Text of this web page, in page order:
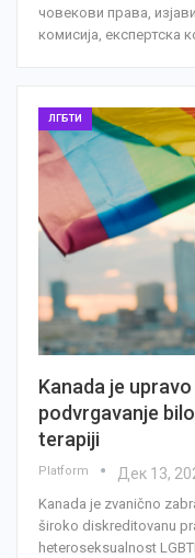
човекови права,
комисија, експертска
ЛГБТИ
Kanada je
podvrgavanje
terapiji
Platform Дек 13,
Kanada je zvanično
široko diskreditovanu
heteroseksualnost